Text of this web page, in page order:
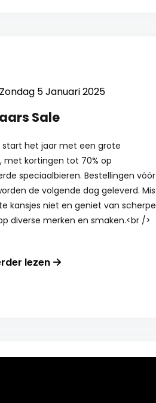
5 Januari 2025
Sale
start het jaar met een grote
met kortingen tot 70% op
speciaalbieren. Bestellingen vóór
de volgende dag geleverd. Mis
kansjes niet en geniet van scherpe
diverse merken en smaken.<br />
lezen